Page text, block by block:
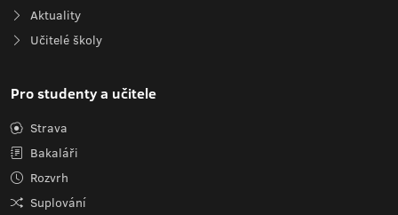
Aktuality
Učitelé školy
Pro studenty a učitele
Strava
Bakaláři
Rozvrh
Suplování